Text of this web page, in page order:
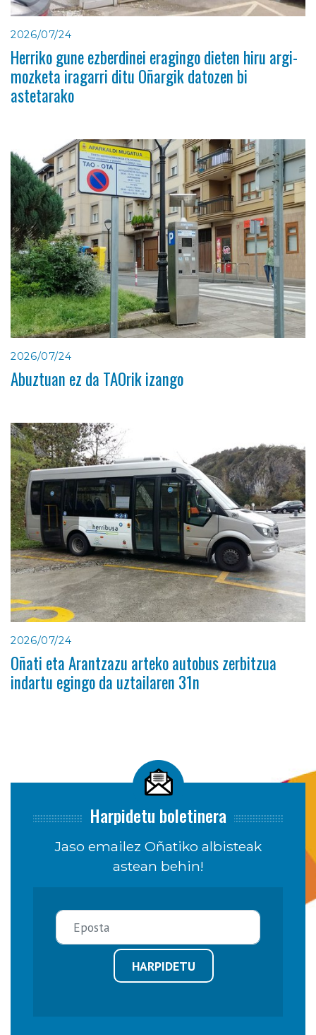
2026/07/24
Herriko gune ezberdinei eragingo dieten hiru argi-
mozketa iragarri ditu Oñargik datozen bi
astetarako
2026/07/24
Abuztuan ez da TAOrik izango
2026/07/24
Oñati eta Arantzazu arteko autobus zerbitzua
indartu egingo da uztailaren 31n
Harpidetu boletinera
Jaso emailez Oñatiko albisteak
astean behin!
HARPIDETU